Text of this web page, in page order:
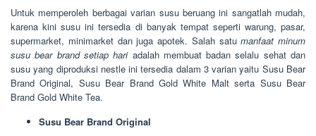
Untuk memperoleh berbagai varian susu beruang ini sangatlah mudah,
karena kini susu ini tersedia di banyak tempat seperti warung, pasar,
supermarket, minimarket dan juga apotek. Salah satumanfaat minum
susu bear brand setiap hariadalah membuat badan selalu sehat dan
susu yang diproduksi nestle ini tersedia dalam 3 varian yaitu Susu Bear
Brand Original, Susu Bear Brand Gold White Malt serta Susu Bear
Brand Gold White Tea.
Susu Bear Brand Original